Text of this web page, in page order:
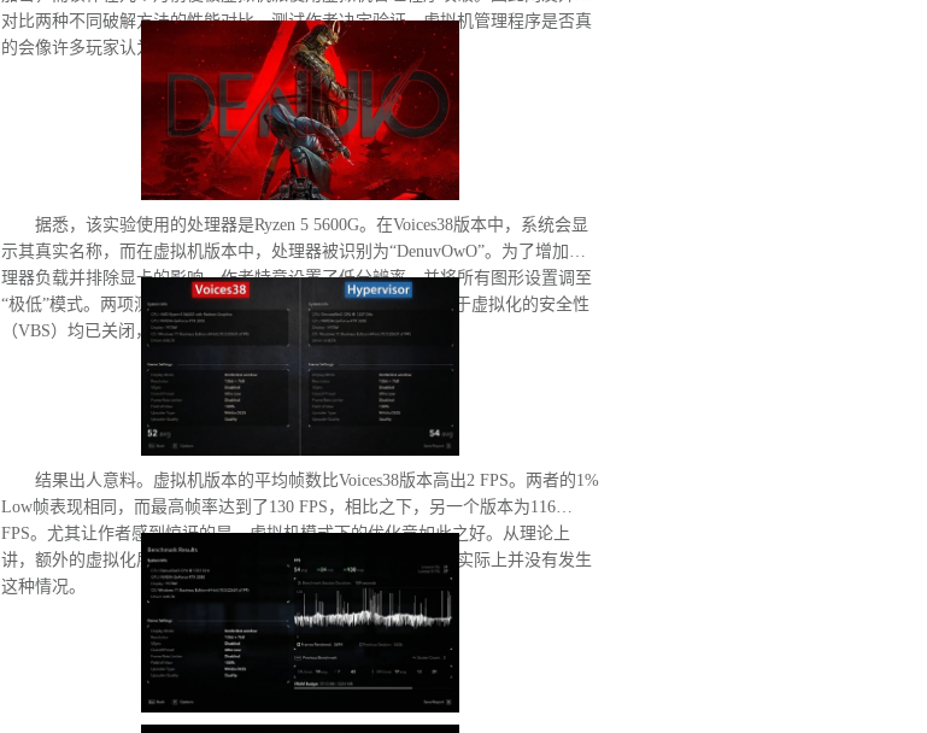
对比两种不同破解方法的性能对比。测试作者决定验证，虚拟机管理程序是否真
的会像许多玩家认为的那样，导致明显的帧数下降。
据悉，该实验使用的处理器是Ryzen 5 5600G。在Voices38版本中，系统会显
示其真实名称，而在虚拟机版本中，处理器被识别为“DenuvOwO”。为了增加处
理器负载并排除显卡的影响，作者特意设置了低分辨率，并将所有图形设置调至
“极低”模式。两项测试均在相同条件下进行：内存完整性和基于虚拟化的安全性
（VBS）均已关闭，并且两轮测试之间电脑甚至没有重启。
结果出人意料。虚拟机版本的平均帧数比Voices38版本高出2 FPS。两者的1%
Low帧表现相同，而最高帧率达到了130 FPS，相比之下，另一个版本为116
FPS。尤其让作者感到惊讶的是，虚拟机模式下的优化竟如此之好。从理论上
讲，额外的虚拟化层应该会给处理器带来负担并降低性能，但实际上并没有发生
这种情况。